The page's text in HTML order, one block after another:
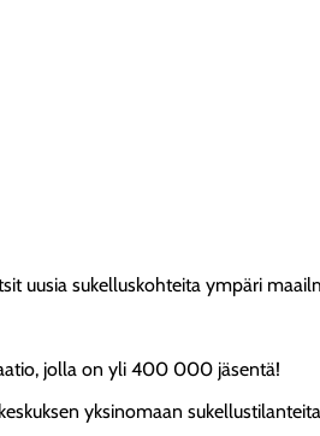
uusia sukelluskohteita ympäri
jolla on yli 400 000 jäsentä!
yksinomaan